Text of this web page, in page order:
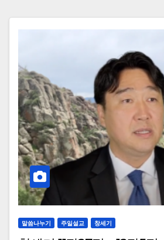
말씀나누기 주일설교 창세기